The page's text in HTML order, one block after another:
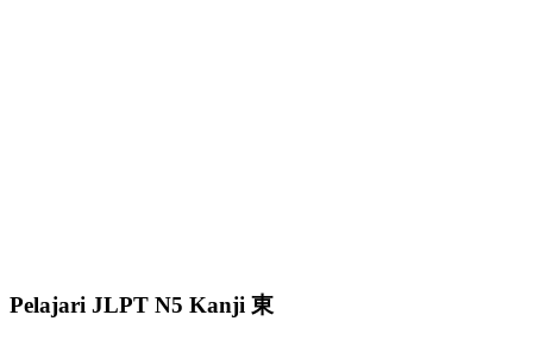
Pelajari JLPT N5 Kanji 東